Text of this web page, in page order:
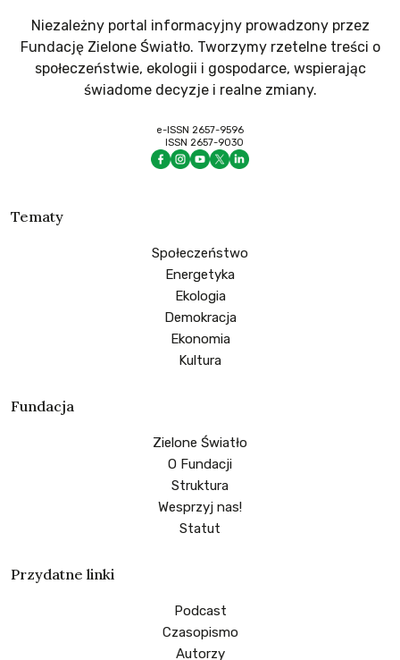
Niezależny portal informacyjny prowadzony przez
Fundację Zielone Światło. Tworzymy rzetelne treści o
społeczeństwie, ekologii i gospodarce, wspierając
świadome decyzje i realne zmiany.
e-ISSN 2657-9596
ISSN 2657-9030
Tematy
Społeczeństwo
Energetyka
Ekologia
Demokracja
Ekonomia
Kultura
Fundacja
Zielone Światło
O Fundacji
Struktura
Wesprzyj nas!
Statut
Przydatne linki
Podcast
Czasopismo
Autorzy